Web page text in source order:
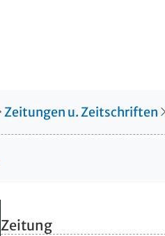
Zeitungen u. Zeitschriften
Zeitung